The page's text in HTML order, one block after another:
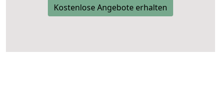
Kostenlose Angebote erhalten